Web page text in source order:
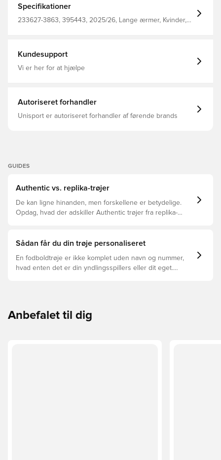
pryder logoet nu forsiden af en stilet og moderne
fodboldtrøje med retro designstil og lyserøde tone-i-tone-
tern.
Specifikationer
233627-3863, 395443, 2025/26, Lange ærmer, Kvinder,
Kundesupport
Vi er her for at hjælpe
Autoriseret forhandler
Unisport er autoriseret forhandler af førende brands
GUIDES
Authentic vs. replika-trøjer
De kan ligne hinanden, men forskellene er betydelige.
Opdag, hvad der adskiller Authentic trøjer fra replika-
Sådan får du din trøje personaliseret
En fodboldtrøje er ikke komplet uden navn og nummer,
hvad enten det er din yndlingsspillers eller dit eget.
Anbefalet til dig